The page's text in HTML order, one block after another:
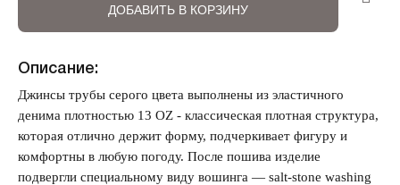
Запомнить меня на этом компьютере
ДОБАВИТЬ В КОРЗИНУ
Описание:
Джинсы трубы серого цвета выполнены из эластичного
денима плотностью 13 OZ - классическая плотная структура,
которая отлично держит форму, подчеркивает фигуру и
комфортны в любую погоду. После пошива изделие
подвергли специальному виду вошинга — salt-stone washing